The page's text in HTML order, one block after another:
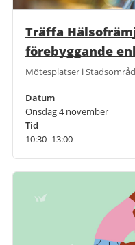
Träffa
förebyggande
Mötesplatser i
Datum
Onsdag 4 november
Tid
10:30–13:00